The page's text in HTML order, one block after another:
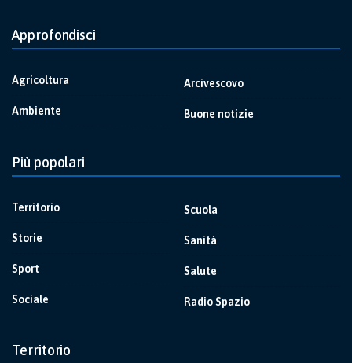
Approfondisci
Agricoltura
Ambiente
Arcivescovo
Buone notizie
Più popolari
Territorio
Storie
Sport
Sociale
Scuola
Sanità
Salute
Radio Spazio
Territorio